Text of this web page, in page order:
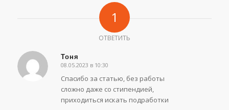
1
ОТВЕТИТЬ
Тоня
говорит:
08.05.2023 в 10:30
Спасибо за статью, без работы
сложно даже со стипендией,
приходиться искать подработки